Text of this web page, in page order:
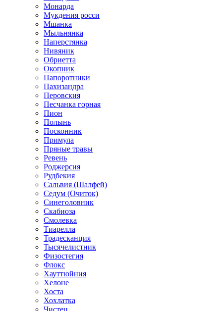
Монарда
Мукдения росси
Мшанка
Мыльнянка
Наперстянка
Нивяник
Обриетта
Окопник
Папоротники
Пахизандра
Перовския
Песчанка горная
Пион
Полынь
Посконник
Примула
Пряные травы
Ревень
Роджерсия
Рудбекия
Сальвия (Шалфей)
Седум (Очиток)
Синеголовник
Скабиоза
Смолевка
Тиарелла
Традесканция
Тысячелистник
Физостегия
Флокс
Хауттюйния
Хелоне
Хоста
Хохлатка
Чистец